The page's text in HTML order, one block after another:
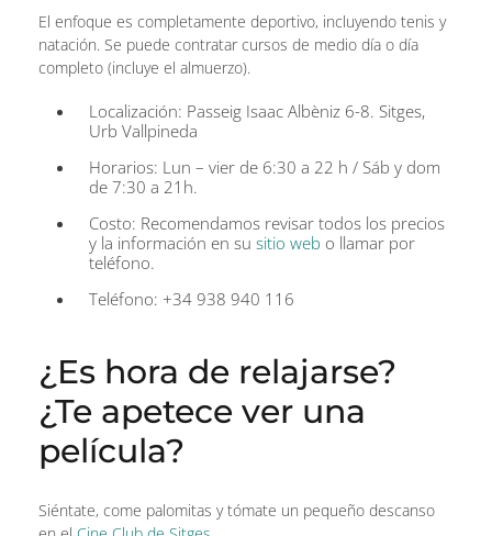
El enfoque es completamente deportivo, incluyendo tenis y
natación. Se puede contratar cursos de medio día o día
completo (incluye el almuerzo).
Localización: Passeig Isaac Albèniz 6-8. Sitges,
Urb Vallpineda
Horarios: Lun – vier de 6:30 a 22 h / Sáb y dom
de 7:30 a 21h.
Costo: Recomendamos revisar todos los precios
y la información en susitio web o llamar por
teléfono.
Teléfono: +34 938 940 116
¿Es hora de relajarse?
¿Te apetece ver una
película?
Siéntate, come palomitas y tómate un pequeño descanso